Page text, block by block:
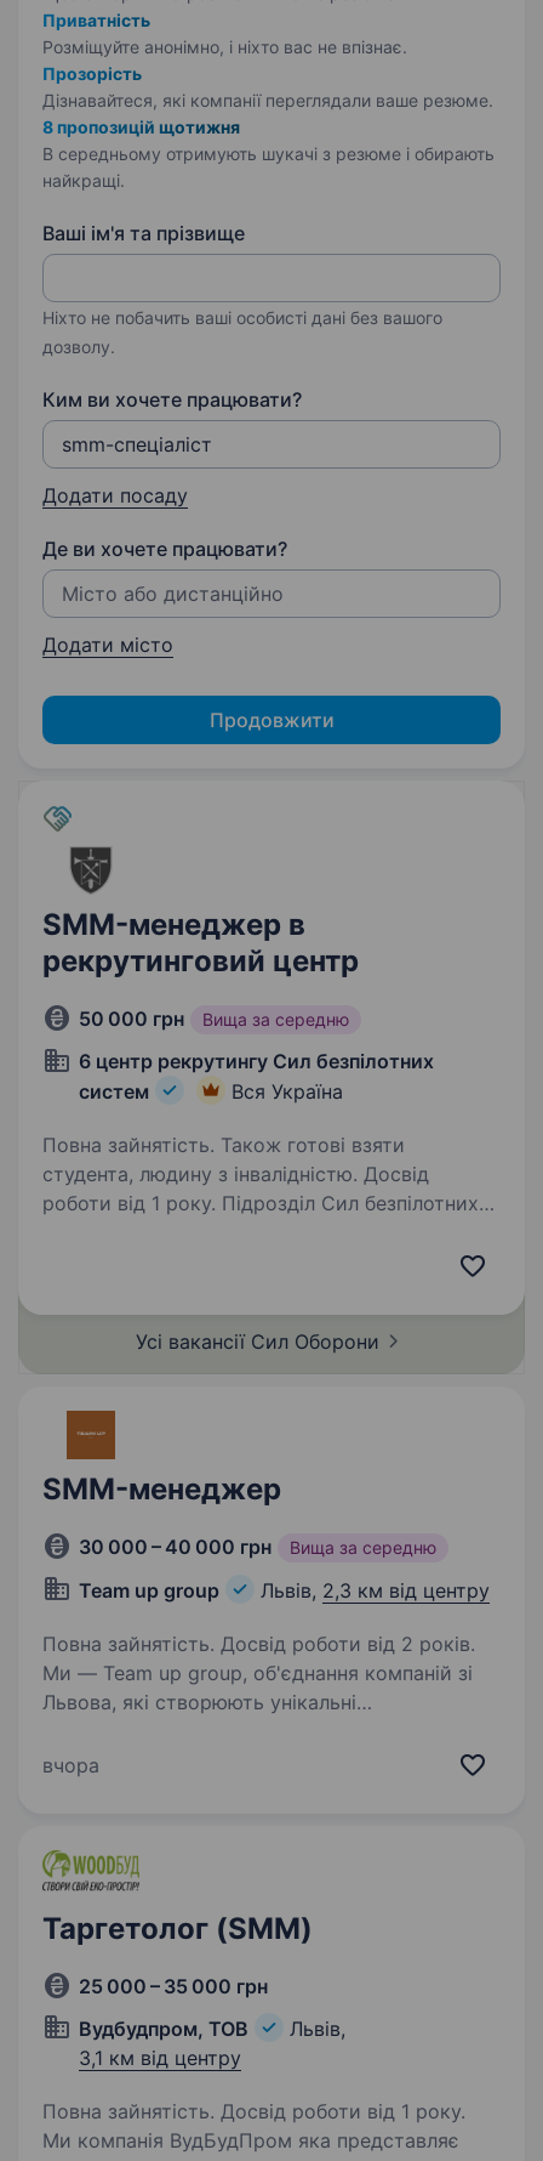
Приватність
Розміщуйте анонімно, і ніхто вас не впізнає.
Прозорість
Дізнавайтеся, які компанії переглядали ваше резюме.
8 пропозицій щотижня
В середньому отримують шукачі з резюме і обирають
найкращі.
Ваші ім'я та прізвище
Ніхто не побачить ваші особисті дані без вашого
дозволу.
Ким ви хочете працювати?
Додати посаду
Де ви хочете працювати?
Додати місто
Продовжити
SMM-менеджер в
рекрутинговий центр
50 000 грн Вища за середню
6 центр рекрутингу Сил безпілотних
систем
Вся Україна
Повна зайнятість. Також готові взяти
студента, людину з інвалідністю. Досвід
роботи від 1 року. Підрозділ Сил безпілотних
до комунікаційної команди. Шукаємо людину,
на сильний контент, системно розвивати
соцмережі та будувати активну спільноту…
Усі вакансії Сил Оборони
SMM-менеджер
30 000 – 40 000 грн Вища за середню
Team up group Львів, 2,3 км від центру
Повна зайнятість. Досвід роботи від 2 років.
Ми — Team up group, об'єднання компаній зі
Львова, які створюють унікальні
до природи та людей. Якщо ти хочеш
вчора
Таргетолог (SMM)
25 000 – 35 000 грн
Вудбудпром, ТОВ
Львів,
3,1 км від центру
Повна зайнятість. Досвід роботи від 1 року.
Ми компанія ВудБудПром яка представляє